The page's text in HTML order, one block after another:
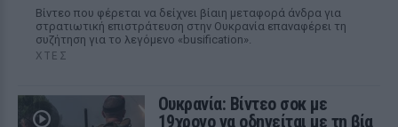
Βίντεο που φέρεται να δείχνει βίαιη μεταφορά άνδρα για
στρατιωτική επιστράτευση στην Ουκρανία επαναφέρει τη
συζήτηση για το λεγόμενο «busification».
ΧΤΕΣ
Ουκρανία: Βίντεο σοκ με
19χρονο να οδηγείται με τη βία